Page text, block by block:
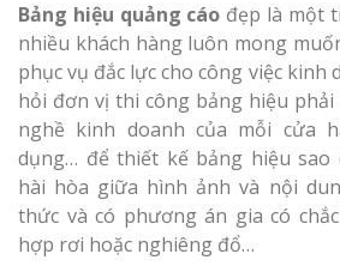
Bảng hiệu quảng cáo đẹp là một
nhiều khách hàng luôn mong
phục vụ đắc lực cho công việc kinh
hỏi đơn vị thi công bảng hiệu
nghề kinh doanh của mỗi cửa
dụng… để thiết kế bảng hiệu sao
hài hòa giữa hình ảnh và nội
thức và có phương án gia có
hợp rơi hoặc nghiêng đổ…